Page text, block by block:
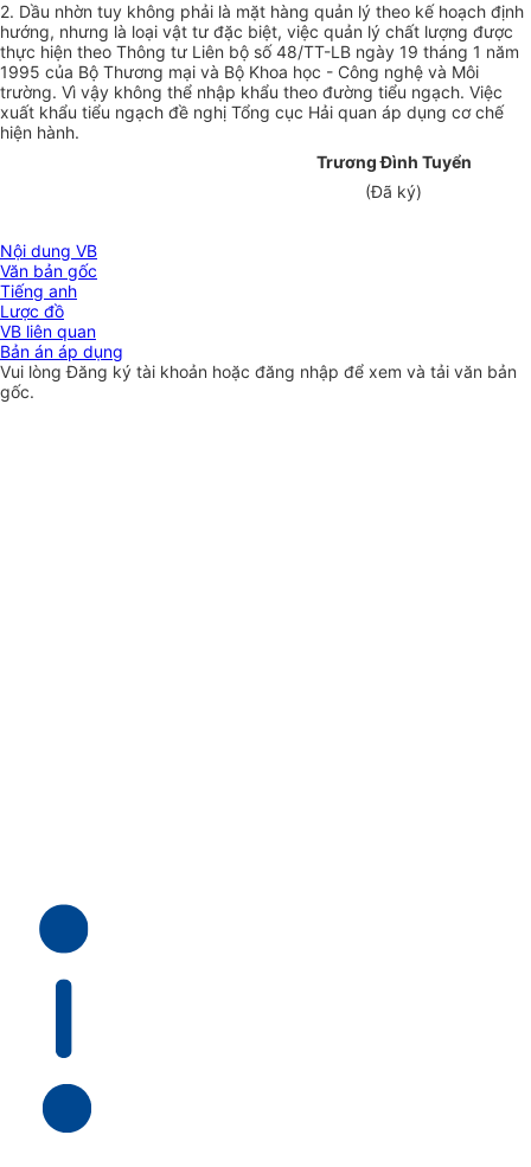
2. Dầu nhờn tuy không phải là mặt hàng quản lý theo kế hoạch định
hướng, nhưng là loại vật tư đặc biệt, việc quản lý chất lượng được
thực hiện theo Thông tư Liên bộ số 48/TT-LB ngày 19 tháng 1 năm
1995 của Bộ Thương mại và Bộ Khoa học - Công nghệ và Môi
trường. Vì vậy không thể nhập khẩu theo đường tiểu ngạch. Việc
xuất khẩu tiểu ngạch đề nghị Tổng cục Hải quan áp dụng cơ chế
hiện hành.
Trương Đình Tuyển
(Đã ký)
Nội dung VB
Văn bản gốc
Tiếng anh
Lược đồ
VB liên quan
Bản án áp dụng
Vui lòngĐăng ký tài khoản hoặc đăng nhập để xem và tải văn bản
gốc.